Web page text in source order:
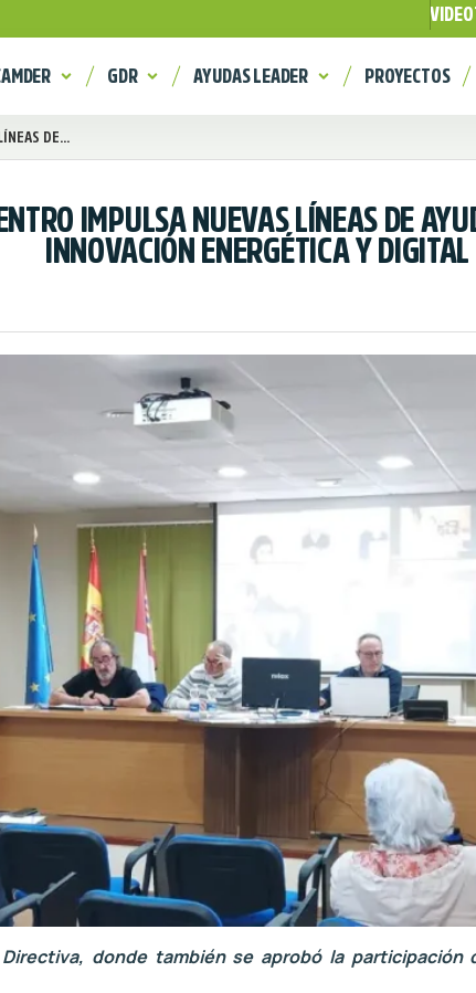
GDR AYUDAS LEADER PROYECTOS
DE...
IMPULSA NUEVAS LÍNEAS DE
INNOVACIÓN ENERGÉTICA Y DIGITAL
donde también se aprobó la